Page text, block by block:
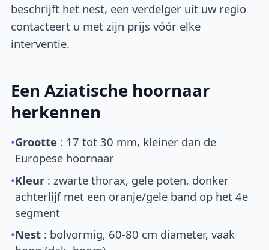
beschrijft het nest, een verdelger uit uw regio
contacteert u met zijn prijs vóór elke
interventie.
Een Aziatische hoornaar
herkennen
•Grootte : 17 tot 30 mm, kleiner dan de
Europese hoornaar
•Kleur : zwarte thorax, gele poten, donker
achterlijf met een oranje/gele band op het 4e
segment
•Nest : bolvormig, 60-80 cm diameter, vaak